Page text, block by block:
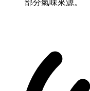
部分氣味來源。